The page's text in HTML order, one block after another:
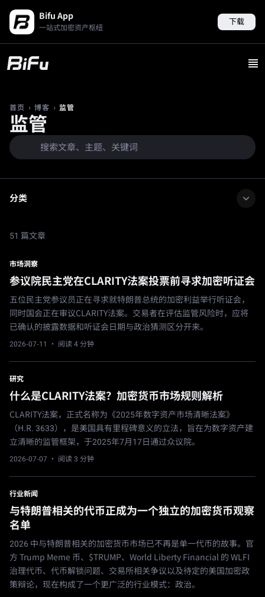
Bifu App
一站式加密资产枢纽
下载
首页 › 博客 › 监管
监管
分类
51 篇文章
市场洞察
参议院民主党在CLARITY法案投票前寻求加密听证会
五位民主党参议员正在寻求就特朗普总统的加密利益举行听证会，
同时国会正在审议CLARITY法案。交易者在评估监管风险时，应将
已确认的披露数据和听证会日期与政治猜测区分开来。
2026-07-11 · 阅读 4 分钟
研究
什么是CLARITY法案？加密货币市场规则解析
CLARITY法案，正式名称为《2025年数字资产市场清晰法案》
（H.R. 3633），是美国具有里程碑意义的立法，旨在为数字资产建
立清晰的监管框架，于2025年7月17日通过众议院。
2026-07-07 · 阅读 3 分钟
行业新闻
与特朗普相关的代币正成为一个独立的加密货币观察
名单
2026 中与特朗普相关的加密货币市场已不再是单一代币的故事。官
方 Trump Meme 币、$TRUMP、World Liberty Financial 的 WLFI
治理代币、代币解锁问题、交易所相关争议以及待定的美国加密政
策辩论，现在构成了一个更广泛的行业模式：政治。